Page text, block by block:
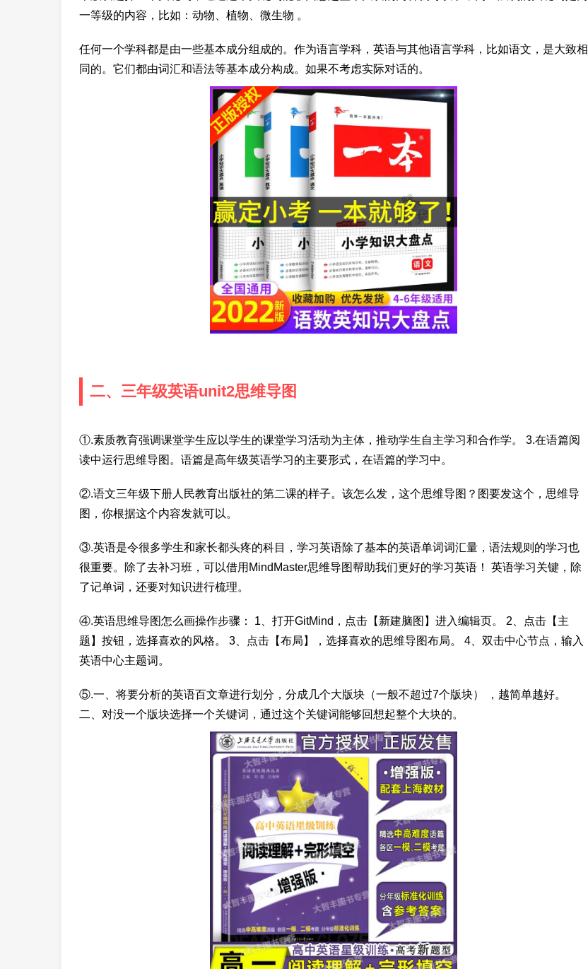
一等级的内容，比如：动物、植物、微生物 。
任何一个学科都是由一些基本成分组成的。作为语言学科，英语与其他语言学科，比如语文，是大致相
同的。它们都由词汇和语法等基本成分构成。如果不考虑实际对话的。
二、三年级英语unit2思维导图
①.素质教育强调课堂学生应以学生的课堂学习活动为主体，推动学生自主学习和合作学。 3.在语篇阅
读中运行思维导图。语篇是高年级英语学习的主要形式，在语篇的学习中。
②.语文三年级下册人民教育出版社的第二课的样子。该怎么发，这个思维导图？图要发这个，思维导
图，你根据这个内容发就可以。
③.英语是令很多学生和家长都头疼的科目，学习英语除了基本的英语单词词汇量，语法规则的学习也
很重要。除了去补习班，可以借用MindMaster思维导图帮助我们更好的学习英语！ 英语学习关键，除
了记单词，还要对知识进行梳理。
④.英语思维导图怎么画操作步骤： 1、打开GitMind，点击【新建脑图】进入编辑页。 2、点击【主
题】按钮，选择喜欢的风格。 3、点击【布局】，选择喜欢的思维导图布局。 4、双击中心节点，输入
英语中心主题词。
⑤.一、将要分析的英语百文章进行划分，分成几个大版块（一般不超过7个版块） ，越简单越好。
二、对没一个版块选择一个关键词，通过这个关键词能够回想起整个大块的。